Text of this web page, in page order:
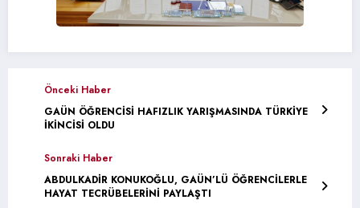
Önceki Haber
GAÜN ÖĞRENCİSİ HAFIZLIK YARIŞMASINDA TÜRKİYE
İKİNCİSİ OLDU
Sonraki Haber
ABDULKADİR KONUKOĞLU, GAÜN’LÜ ÖĞRENCİLERLE
HAYAT TECRÜBELERİNİ PAYLAŞTI